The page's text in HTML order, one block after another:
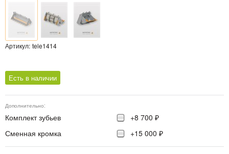
Артикул: tele1414
Есть в наличии
Дополнительно:
Комплект зубьев
+8 700 ₽
Сменная кромка
+15 000 ₽